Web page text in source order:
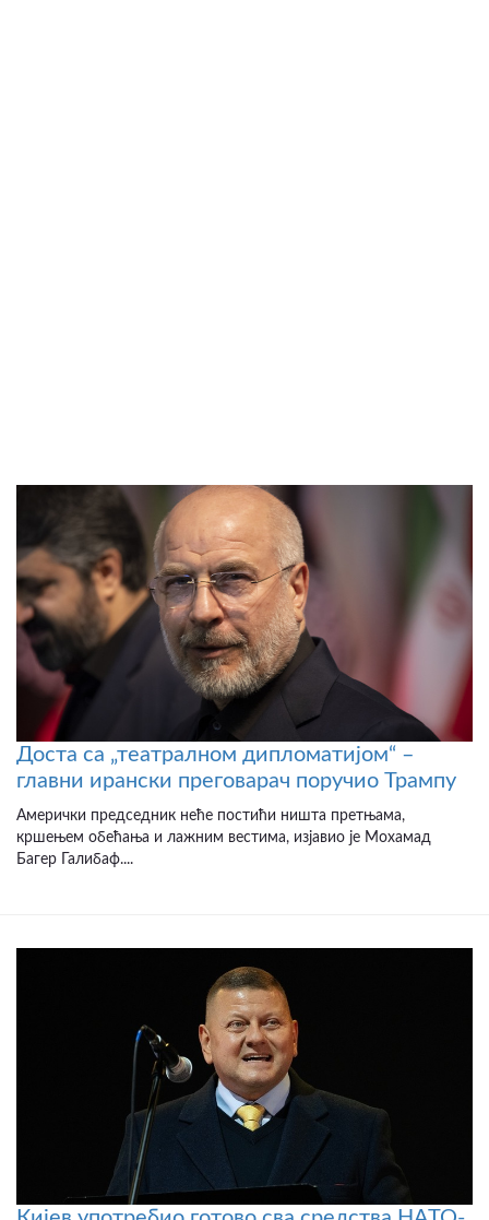
Доста са „театралном дипломатијом“ –
главни ирански преговарач поручио Трампу
Амерички председник неће постићи ништа претњама,
кршењем обећања и лажним вестима, изјавио је Мохамад
Багер Галибаф....